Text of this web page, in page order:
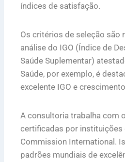
índices de satisfação.
Os critérios de seleção são
análise do IGO (Índice de
Saúde Suplementar)
Saúde, por exemplo, é
excelente IGO e
A consultoria trabalha com
certificadas por instituições
Commission International.
padrões mundiais de